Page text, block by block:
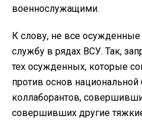
военнослужащими.
К слову, не все осужденные
службу в рядах ВСУ. Так,
тех осужденных, которые
против основ
коллаборантов,
совершивших другие